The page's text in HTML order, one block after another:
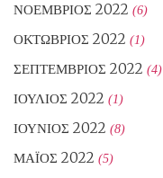
ΝΟΈΜΒΡΙΟΣ 2022 (6)
ΟΚΤΏΒΡΙΟΣ 2022 (1)
ΣΕΠΤΈΜΒΡΙΟΣ 2022 (4)
ΙΟΎΛΙΟΣ 2022 (1)
ΙΟΎΝΙΟΣ 2022 (8)
ΜΆΙΟΣ 2022 (5)